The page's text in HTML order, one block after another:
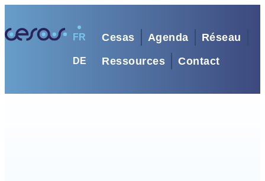
Cesas Agenda
Réseau
Ressources
Contact
FR
DE